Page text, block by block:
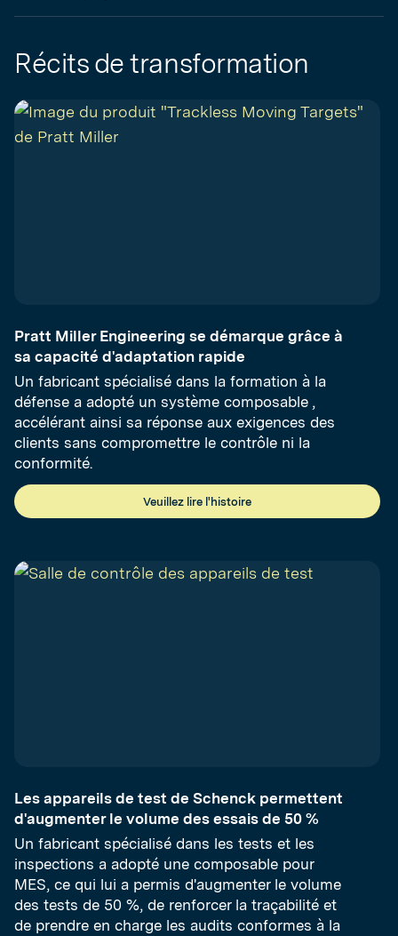
Récits de transformation
Pratt Miller Engineering se démarque grâce à
sa capacité d'adaptation rapide
Un fabricant spécialisé dans la formation à la
défense a adopté un système composable ,
accélérant ainsi sa réponse aux exigences des
clients sans compromettre le contrôle ni la
conformité.
Veuillez lire l'histoire
Les appareils de test de Schenck permettent
d'augmenter le volume des essais de 50 %
Un fabricant spécialisé dans les tests et les
inspections a adopté une composable pour
MES, ce qui lui a permis d'augmenter le volume
des tests de 50 %, de renforcer la traçabilité et
de prendre en charge les audits conformes à la